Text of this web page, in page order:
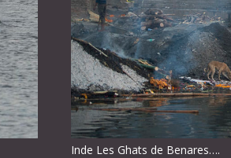
Inde Les Ghats de Benares….